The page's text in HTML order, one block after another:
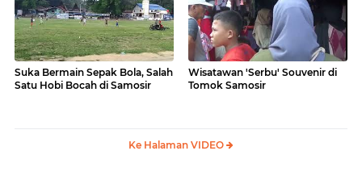
Suka Bermain Sepak Bola, Salah
Satu Hobi Bocah di Samosir
Wisatawan 'Serbu' Souvenir di
Tomok Samosir
Ke Halaman VIDEO